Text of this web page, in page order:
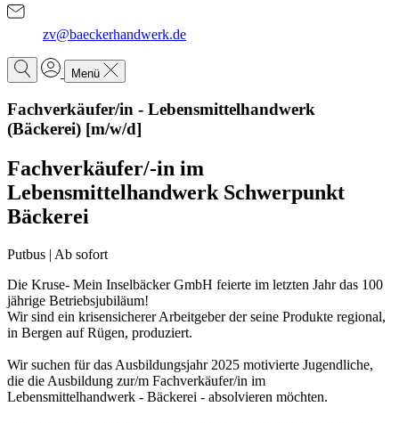
zv@baeckerhandwerk.de
Menü
Fachverkäufer/in - Lebensmittelhandwerk
(Bäckerei) [m/w/d]
Fachverkäufer/-in im
Lebensmittelhandwerk Schwerpunkt
Bäckerei
Putbus | Ab sofort
Die Kruse- Mein Inselbäcker GmbH feierte im letzten Jahr das 100
jährige Betriebsjubiläum!
Wir sind ein krisensicherer Arbeitgeber der seine Produkte regional,
in Bergen auf Rügen, produziert.
Wir suchen für das Ausbildungsjahr 2025 motivierte Jugendliche,
die die Ausbildung zur/m Fachverkäufer/in im
Lebensmittelhandwerk - Bäckerei - absolvieren möchten.